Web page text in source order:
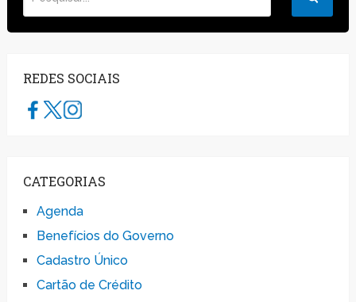
REDES SOCIAIS
CATEGORIAS
Agenda
Benefícios do Governo
Cadastro Único
Cartão de Crédito